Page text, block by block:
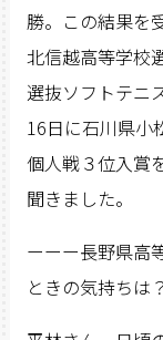
勝。この結果を
北信越高等学校
選抜ソフトテニ
16日に石川県小
個人戦３位入賞
聞きました。
ーーー長野県高
ときの気持ちは？